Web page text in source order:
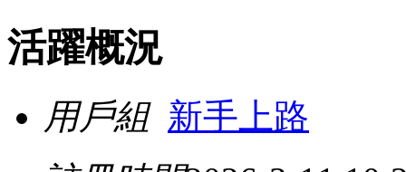
活躍概況
用戶組 新手上路